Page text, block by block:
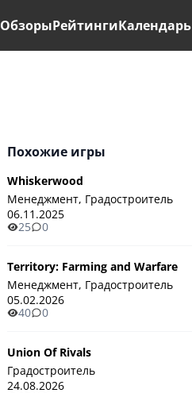
ОбзорыРейтингиКалендарь
Похожие игры
Whiskerwood
Менеджмент, Градостроитель
06.11.2025
25
0
Territory: Farming and Warfare
Менеджмент, Градостроитель
05.02.2026
40
0
Union Of Rivals
Градостроитель
24.08.2026